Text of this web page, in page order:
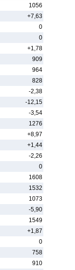
1056
+7,63
0
0
+1,78
909
964
828
-2,38
-12,15
-3,54
1276
+8,97
+1,44
-2,26
0
1608
1532
1073
-5,90
1549
+1,87
0
758
910